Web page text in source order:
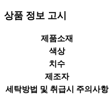
상품 정보 고시
제품소재
색상
치수
제조자
세탁방법 및 취급시 주의사항